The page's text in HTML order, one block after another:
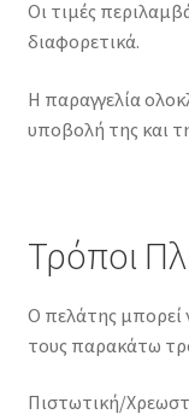
Οι τιμές
διαφορετικά.
Η παραγγελία
υποβολή της και
Τρόποι
Ο πελάτης μπορεί
τους παρακάτω
Πιστωτική/